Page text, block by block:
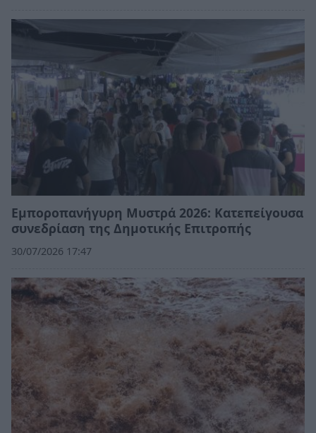
Εμποροπανήγυρη Μυστρά 2026: Κατεπείγουσα
συνεδρίαση της Δημοτικής Επιτροπής
30/07/2026 17:47